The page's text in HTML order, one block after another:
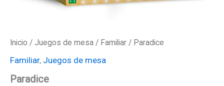
Inicio / Juegos de mesa / Familiar / Paradice
Familiar, Juegos de mesa
Paradice